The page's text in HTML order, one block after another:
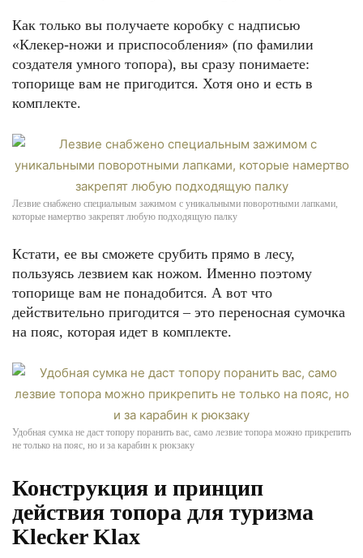
Как только вы получаете коробку с надписью
«Клекер-ножи и приспособления» (по фамилии
создателя умного топора), вы сразу понимаете:
топорище вам не пригодится. Хотя оно и есть в
комплекте.
Лезвие снабжено специальным зажимом с уникальными поворотными лапками,
которые намертво закрепят любую подходящую палку
Кстати, ее вы сможете срубить прямо в лесу,
пользуясь лезвием как ножом. Именно поэтому
топорище вам не понадобится. А вот что
действительно пригодится – это переносная сумочка
на пояс, которая идет в комплекте.
Удобная сумка не даст топору поранить вас, само лезвие топора можно прикрепить
не только на пояс, но и за карабин к рюкзаку
Конструкция и принцип
действия топора для туризма
Klecker Klax